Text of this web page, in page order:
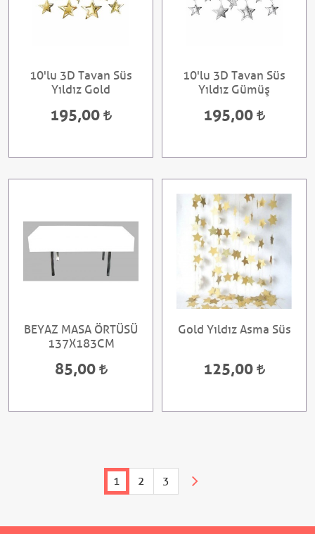
10'lu 3D Tavan Süs
Yıldız Gold
195,00
10'lu 3D Tavan Süs
Yıldız Gümüş
195,00
BEYAZ MASA ÖRTÜSÜ
137X183CM
85,00
Gold Yıldız Asma Süs
125,00
1 2 3